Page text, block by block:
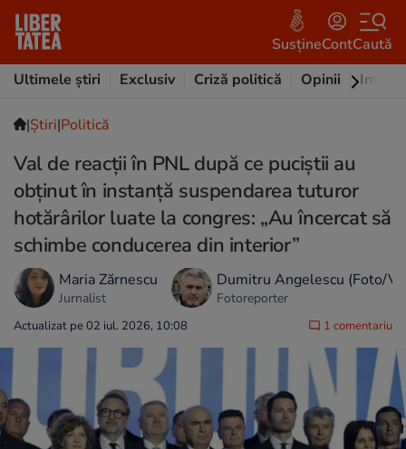
SusțineContCaută
Ultimele știri
Exclusiv Criză politică Opinii
|Ştiri|Politică
Val de reacții în PNL după ce puciștii au
obținut în instanță suspendarea tuturor
hotărârilor luate la congres: „Au încercat să
schimbe conducerea din interior”
Maria Zărnescu
Jurnalist
Dumitru Angelescu (Foto/
Fotoreporter
Actualizat pe 02 iul. 2026, 10:08 1 comentariu